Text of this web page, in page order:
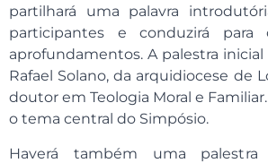
partilhará uma palavra
participantes e conduzirá
aprofundamentos. A palestra
Rafael Solano, da arquidiocese de
doutor em Teologia Moral e
o tema central do Simpósio.
Haverá também uma